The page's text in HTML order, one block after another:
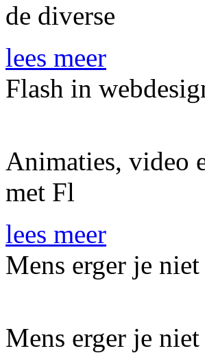
de diverse
lees meer
Flash in
Animaties, video
met Fl
lees meer
Mens erger je niet
Mens erger je